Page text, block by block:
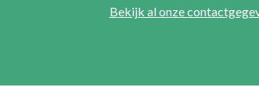
Bekijk al onze